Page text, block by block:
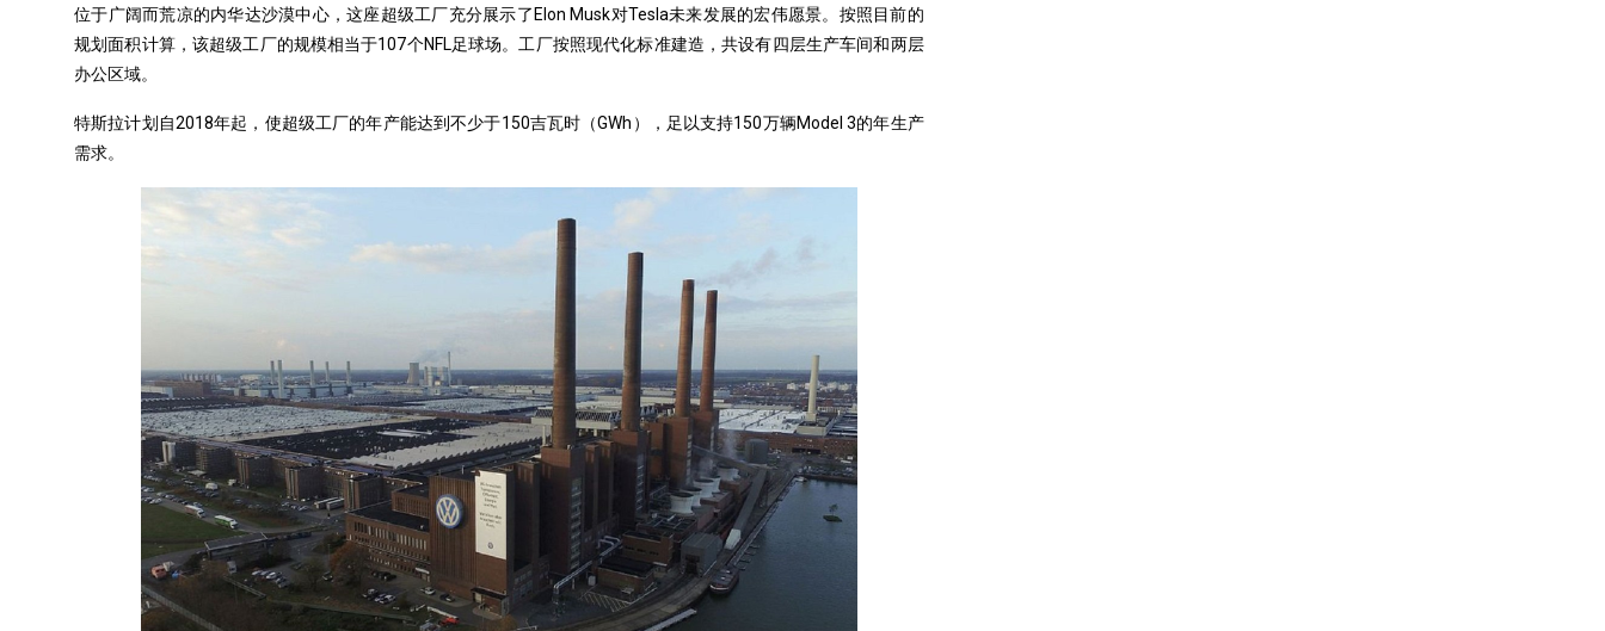
位于广阔而荒凉的内华达沙漠中心，这座超级工厂充分展示了Elon Musk对Tesla未来发展的宏伟愿景。按照目前的
规划面积计算，该超级工厂的规模相当于107个NFL足球场。工厂按照现代化标准建造，共设有四层生产车间和两层
办公区域。
特斯拉计划自2018年起，使超级工厂的年产能达到不少于150吉瓦时（GWh），足以支持150万辆Model 3的年生产
需求。